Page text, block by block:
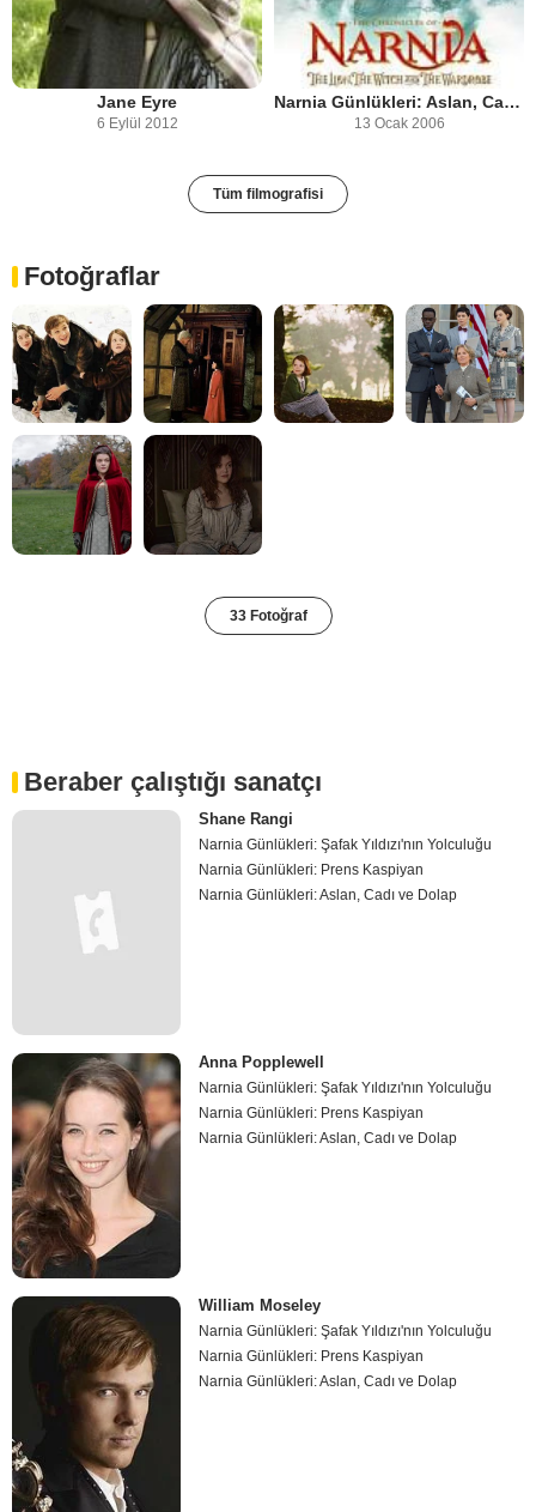
Jane Eyre
6 Eylül 2012
Narnia Günlükleri: Aslan, Cadı ve Dolap
13 Ocak 2006
Tüm filmografisi
Fotoğraflar
33 Fotoğraf
Beraber çalıştığı sanatçı
Shane Rangi
Narnia Günlükleri: Şafak Yıldızı'nın Yolculuğu
Narnia Günlükleri: Prens Kaspiyan
Narnia Günlükleri: Aslan, Cadı ve Dolap
Anna Popplewell
Narnia Günlükleri: Şafak Yıldızı'nın Yolculuğu
Narnia Günlükleri: Prens Kaspiyan
Narnia Günlükleri: Aslan, Cadı ve Dolap
William Moseley
Narnia Günlükleri: Şafak Yıldızı'nın Yolculuğu
Narnia Günlükleri: Prens Kaspiyan
Narnia Günlükleri: Aslan, Cadı ve Dolap